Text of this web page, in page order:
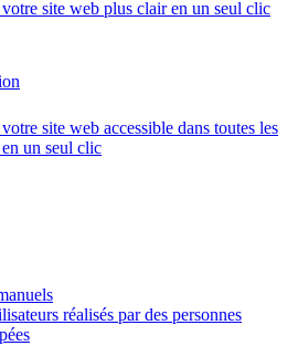
site web plus clair en un seul clic
site web accessible dans toutes les
un seul clic
réalisés par des personnes